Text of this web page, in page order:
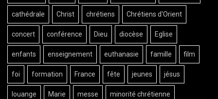
cathédrale Christ chrétiens Chrétiens d'Orient
concert conférence Dieu diocèse Eglise
enfants enseignement euthanasie famille film
foi formation France fête jeunes jésus
louange Marie messe minorité chrétienne